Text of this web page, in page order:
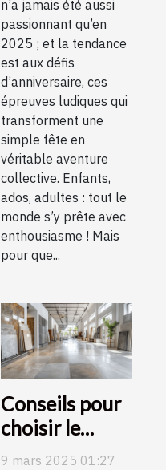
n’a jamais été aussi
passionnant qu’en
2025 ; et la tendance
est aux défis
d’anniversaire, ces
épreuves ludiques qui
transforment une
simple fête en
véritable aventure
collective. Enfants,
ados, adultes : tout le
monde s’y prête avec
enthousiasme ! Mais
pour que...
Conseils pour
choisir le
carrelage
9 mars 2025 01:27